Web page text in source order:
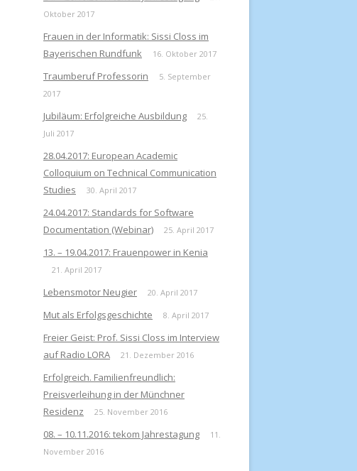
Oktober 2017
Frauen in der Informatik: Sissi Closs im
Bayerischen Rundfunk
16. Oktober 2017
Traumberuf Professorin
5. September
2017
Jubiläum: Erfolgreiche Ausbildung
25.
Juli 2017
28.04.2017: European Academic
Colloquium on Technical Communication
Studies
30. April 2017
24.04.2017: Standards for Software
Documentation (Webinar)
25. April 2017
13. – 19.04.2017: Frauenpower in Kenia
21. April 2017
Lebensmotor Neugier 20. April 2017
Mut als Erfolgsgeschichte 8. April 2017
Freier Geist: Prof. Sissi Closs im Interview
auf Radio LORA
21. Dezember 2016
Erfolgreich. Familienfreundlich:
Preisverleihung in der Münchner
Residenz
25. November 2016
08. – 10.11.2016: tekom Jahrestagung
11.
November 2016